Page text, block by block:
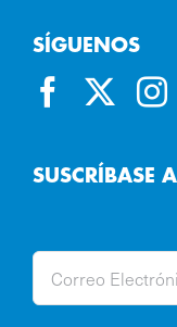
SUSCRÍBASE
SÍGUENOS